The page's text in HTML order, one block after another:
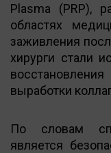
Plasma (PRP),
областях
заживления
хирурги стали
выработки
По словам
является